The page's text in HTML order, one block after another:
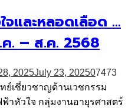
จและหลอดเลือด …
. – ส.ค. 2568
2025July 23, 202507473
ย์เชี่ยวชาญด้านเวชกรรม
าหัวใจ กลุ่มงานอายุรศาสตร์